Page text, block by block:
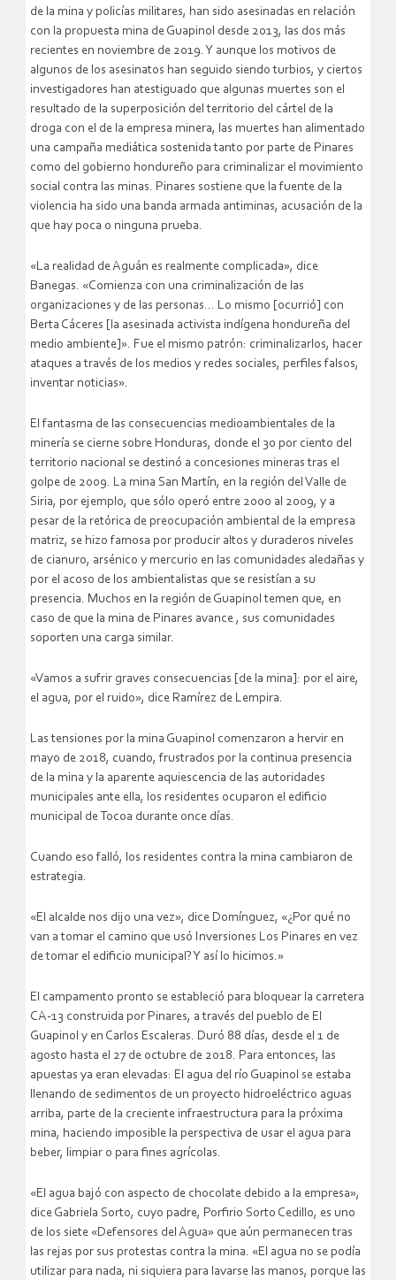
de la mina y policías militares, han sido asesinadas en relación
con la propuesta mina de Guapinol desde 2013, las dos más
recientes en noviembre de 2019. Y aunque los motivos de
algunos de los asesinatos han seguido siendo turbios, y ciertos
investigadores han atestiguado que algunas muertes son el
resultado de la superposición del territorio del cártel de la
droga con el de la empresa minera, las muertes han alimentado
una campaña mediática sostenida tanto por parte de Pinares
como del gobierno hondureño para criminalizar el movimiento
social contra las minas. Pinares sostiene que la fuente de la
violencia ha sido una banda armada antiminas, acusación de la
que hay poca o ninguna prueba.
«La realidad de Aguán es realmente complicada», dice
Banegas. «Comienza con una criminalización de las
organizaciones y de las personas… Lo mismo [ocurrió] con
Berta Cáceres [la asesinada activista indígena hondureña del
medio ambiente]». Fue el mismo patrón: criminalizarlos, hacer
ataques a través de los medios y redes sociales, perfiles falsos,
inventar noticias».
El fantasma de las consecuencias medioambientales de la
minería se cierne sobre Honduras, donde el 30 por ciento del
territorio nacional se destinó a concesiones mineras tras el
golpe de 2009. La mina San Martín, en la región del Valle de
Siria, por ejemplo, que sólo operó entre 2000 al 2009, y a
pesar de la retórica de preocupación ambiental de la empresa
matriz, se hizo famosa por producir altos y duraderos niveles
de cianuro, arsénico y mercurio en las comunidades aledañas y
por el acoso de los ambientalistas que se resistían a su
presencia. Muchos en la región de Guapinol temen que, en
caso de que la mina de Pinares avance , sus comunidades
soporten una carga similar.
«Vamos a sufrir graves consecuencias [de la mina]: por el aire,
el agua, por el ruido», dice Ramírez de Lempira.
Las tensiones por la mina Guapinol comenzaron a hervir en
mayo de 2018, cuando, frustrados por la continua presencia
de la mina y la aparente aquiescencia de las autoridades
municipales ante ella, los residentes ocuparon el edificio
municipal de Tocoa durante once días.
Cuando eso falló, los residentes contra la mina cambiaron de
estrategia.
«El alcalde nos dijo una vez», dice Domínguez, «¿Por qué no
van a tomar el camino que usó Inversiones Los Pinares en vez
de tomar el edificio municipal? Y así lo hicimos.»
El campamento pronto se estableció para bloquear la carretera
CA-13 construida por Pinares, a través del pueblo de El
Guapinol y en Carlos Escaleras. Duró 88 días, desde el 1 de
agosto hasta el 27 de octubre de 2018. Para entonces, las
apuestas ya eran elevadas: El agua del río Guapinol se estaba
llenando de sedimentos de un proyecto hidroeléctrico aguas
arriba, parte de la creciente infraestructura para la próxima
mina, haciendo imposible la perspectiva de usar el agua para
beber, limpiar o para fines agrícolas.
«El agua bajó con aspecto de chocolate debido a la empresa»,
dice Gabriela Sorto, cuyo padre, Porfirio Sorto Cedillo, es uno
de los siete «Defensores del Agua» que aún permanecen tras
las rejas por sus protestas contra la mina. «El agua no se podía
utilizar para nada, ni siquiera para lavarse las manos, porque las